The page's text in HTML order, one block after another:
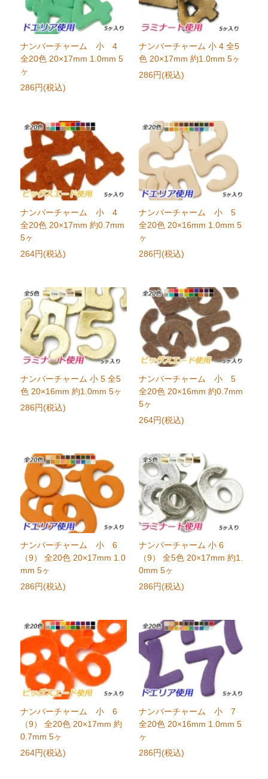
ナンバーチャーム 小 4
全20色 20×17mm 1.0mm 5
ヶ
286円(税込)
ナンバーチャーム 小 4 全5
色 20×17mm 約1.0mm 5ヶ
286円(税込)
ナンバーチャーム 小 4
全20色 20×17mm 約0.7mm
5ヶ
264円(税込)
ナンバーチャーム 小 5
全20色 20×16mm 1.0mm 5
ヶ
286円(税込)
ナンバーチャーム 小 5 全5
色 20×16mm 約1.0mm 5ヶ
286円(税込)
ナンバーチャーム 小 5
全20色 20×16mm 約0.7mm
5ヶ
264円(税込)
ナンバーチャーム 小 6
（9） 全20色 20×17mm 1.0
mm 5ヶ
286円(税込)
ナンバーチャーム 小 6
（9） 全5色 20×17mm 約1.
0mm 5ヶ
286円(税込)
ナンバーチャーム 小 6
（9） 全20色 20×17mm 約
0.7mm 5ヶ
264円(税込)
ナンバーチャーム 小 7
全20色 20×16mm 1.0mm 5
ヶ
286円(税込)